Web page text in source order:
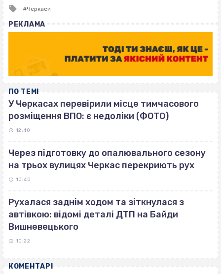
Tagged
Черкаси
РЕКЛАМА
ПО ТЕМІ
У Черкасах перевірили місце тимчасового
розміщення ВПО: є недоліки (ФОТО)
12:40
Через підготовку до опалювального сезону
на трьох вулицях Черкас перекриють рух
10:40
Рухалася заднім ходом та зіткнулася з
автівкою: відомі деталі ДТП на Байди
Вишневецького
10:22
КОМЕНТАРІ